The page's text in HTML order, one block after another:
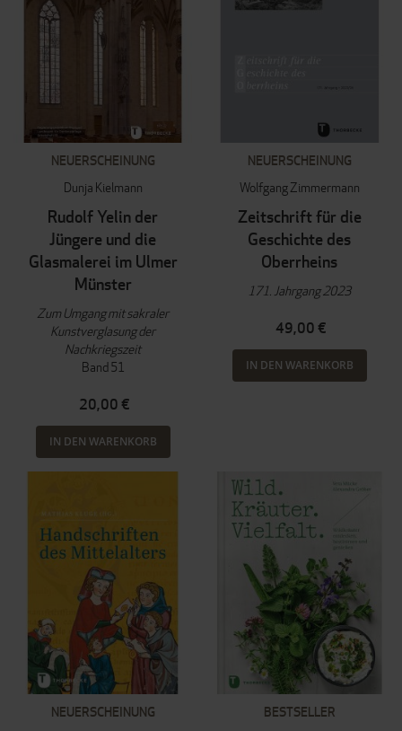
NEUERSCHEINUNG
Dunja Kielmann
Rudolf Yelin der
Jüngere und die
Glasmalerei im Ulmer
Münster
Zum Umgang mit sakraler
Kunstverglasung der
Nachkriegszeit
Band 51
20,00 €
IN DEN WARENKORB
NEUERSCHEINUNG
Wolfgang Zimmermann
Zeitschrift für die
Geschichte des
Oberrheins
171. Jahrgang 2023
49,00 €
IN DEN WARENKORB
NEUERSCHEINUNG
BESTSELLER